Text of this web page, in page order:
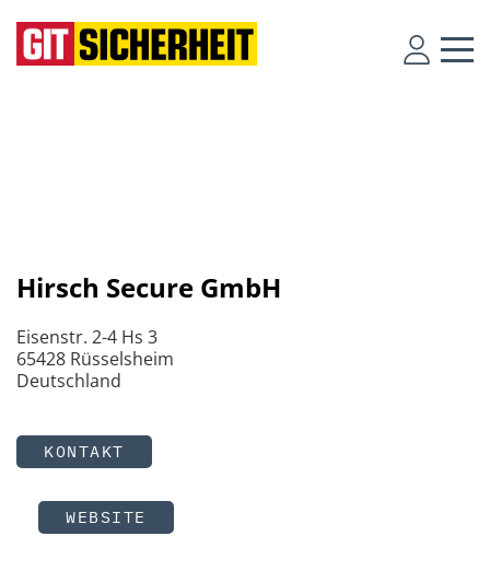
Hirsch Secure GmbH
Eisenstr. 2-4 Hs 3
65428 Rüsselsheim
Deutschland
KONTAKT
WEBSITE